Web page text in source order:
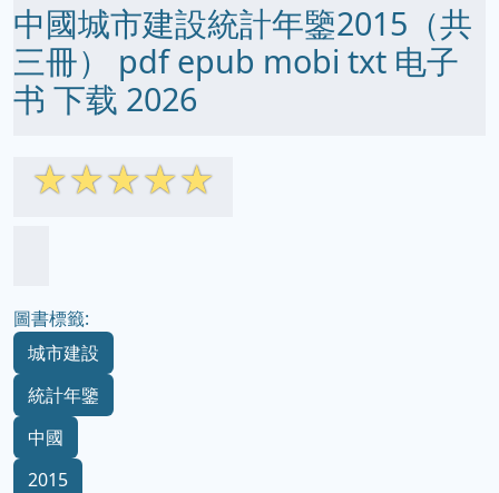
中國城市建設統計年鑒2015（共
三冊） pdf epub mobi txt 电子
书 下载 2026
☆☆☆☆☆
圖書標籤:
城市建設
統計年鑒
中國
2015